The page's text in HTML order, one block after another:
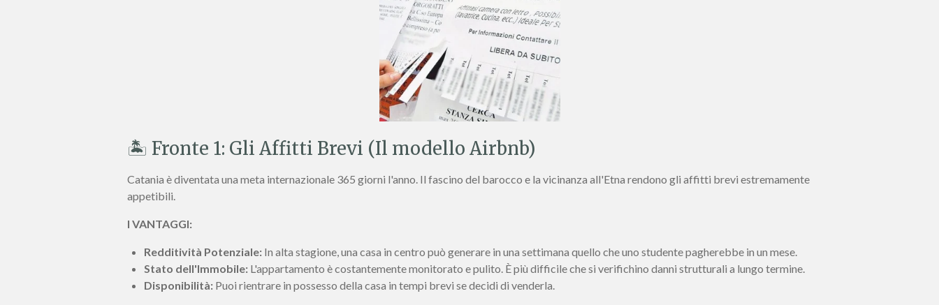
🏝️ Fronte 1: Gli Affitti Brevi (Il modello Airbnb)
Catania è diventata una meta internazionale 365 giorni l'anno. Il fascino del barocco e la vicinanza all'Etna rendono gli affitti brevi estremamente
appetibili.
I VANTAGGI:
Redditività Potenziale: In alta stagione, una casa in centro può generare in una settimana quello che uno studente pagherebbe in un mese.
Stato dell'Immobile: L'appartamento è costantemente monitorato e pulito. È più difficile che si verifichino danni strutturali a lungo termine.
Disponibilità: Puoi rientrare in possesso della casa in tempi brevi se decidi di venderla.